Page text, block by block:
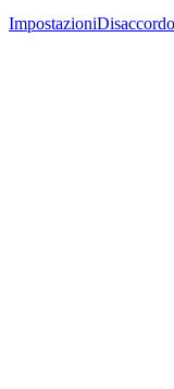
ImpostazioniDisaccordo